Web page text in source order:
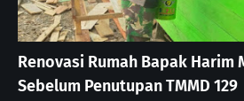
Renovasi Rumah Bapak Harim
Sebelum Penutupan TMMD 129